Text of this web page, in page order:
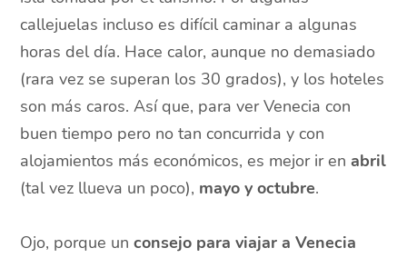
callejuelas incluso es difícil caminar a algunas
horas del día. Hace calor, aunque no demasiado
(rara vez se superan los 30 grados), y los hoteles
son más caros. Así que, para ver Venecia con
buen tiempo pero no tan concurrida y con
alojamientos más económicos, es mejor ir enabril
(tal vez llueva un poco), mayo y octubre.
Ojo, porque unconsejo para viajar a Venecia